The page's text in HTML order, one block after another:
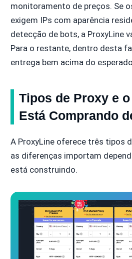
monitoramento de preços. Se
exigem IPs com aparência
detecção de bots, a ProxyLine
Para o restante, dentro desta
entrega bem acima do
Tipos de Proxy e o
Está Comprando
A ProxyLine oferece três tipos
as diferenças importam
está construindo.